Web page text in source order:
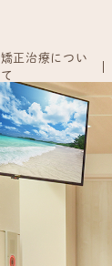
矯正治療につい
て